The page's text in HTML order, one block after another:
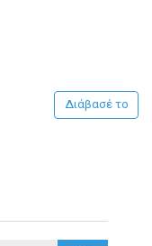
Διάβασέ το